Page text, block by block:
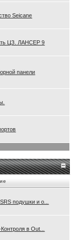
Seicane
ЦЗ. ЛАНСЕР 9
панели
подушки и о...
в Out...